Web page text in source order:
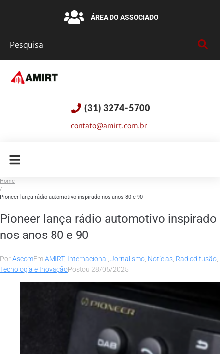
ÁREA DO ASSOCIADO
(31) 3274-5700
contato@amirt.com.br
Home
/
Pioneer lança rádio automotivo inspirado nos anos 80 e 90
Pioneer lança rádio automotivo inspirado
nos anos 80 e 90
PorAscomEmAMIRT, Internacional Jornalismo Notícias Radiodifusão
Tecnologia e InovaçãoPostou 28/05/2025